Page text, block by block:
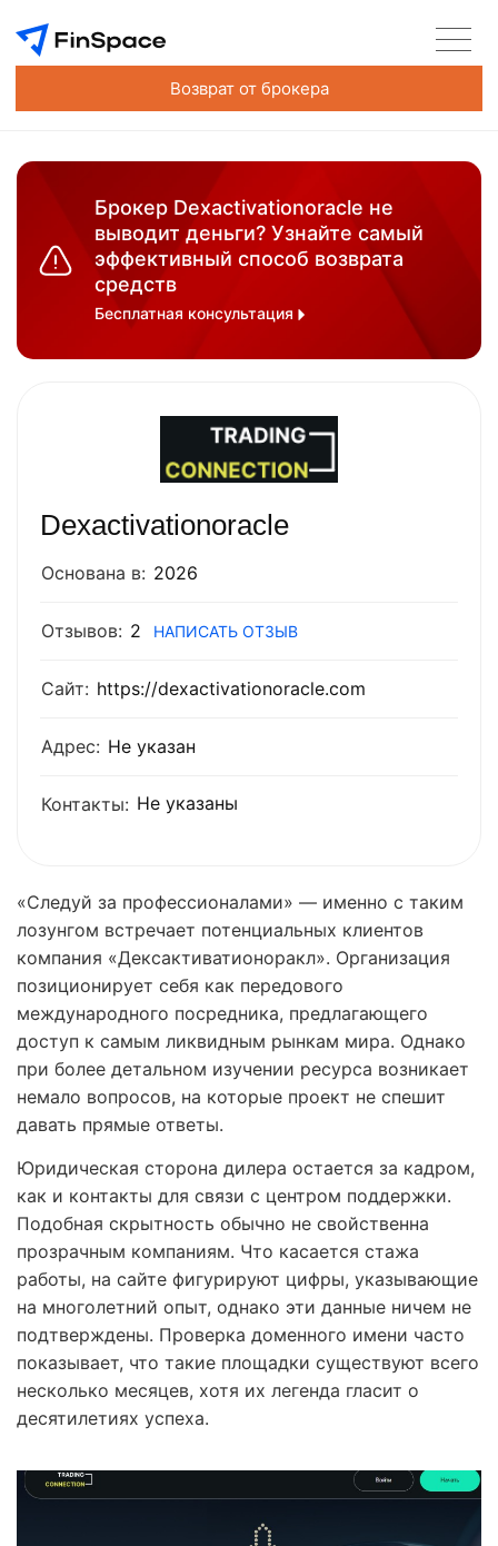
Возврат от брокера
Брокер Dexactivationoracle не
выводит деньги? Узнайте самый
эффективный способ возврата
средств
Бесплатная консультация
Dexactivationoracle
Основана в: 2026
Отзывов: 2 НАПИСАТЬ ОТЗЫВ
Сайт: https://dexactivationoracle.com
Адрес: Не указан
Контакты: Не указаны
«Следуй за профессионалами» — именно с таким
лозунгом встречает потенциальных клиентов
компания «Дексактиватионоракл». Организация
позиционирует себя как передового
международного посредника, предлагающего
доступ к самым ликвидным рынкам мира. Однако
при более детальном изучении ресурса возникает
немало вопросов, на которые проект не спешит
давать прямые ответы.
Юридическая сторона дилера остается за кадром,
как и контакты для связи с центром поддержки.
Подобная скрытность обычно не свойственна
прозрачным компаниям. Что касается стажа
работы, на сайте фигурируют цифры, указывающие
на многолетний опыт, однако эти данные ничем не
подтверждены. Проверка доменного имени часто
показывает, что такие площадки существуют всего
несколько месяцев, хотя их легенда гласит о
десятилетиях успеха.